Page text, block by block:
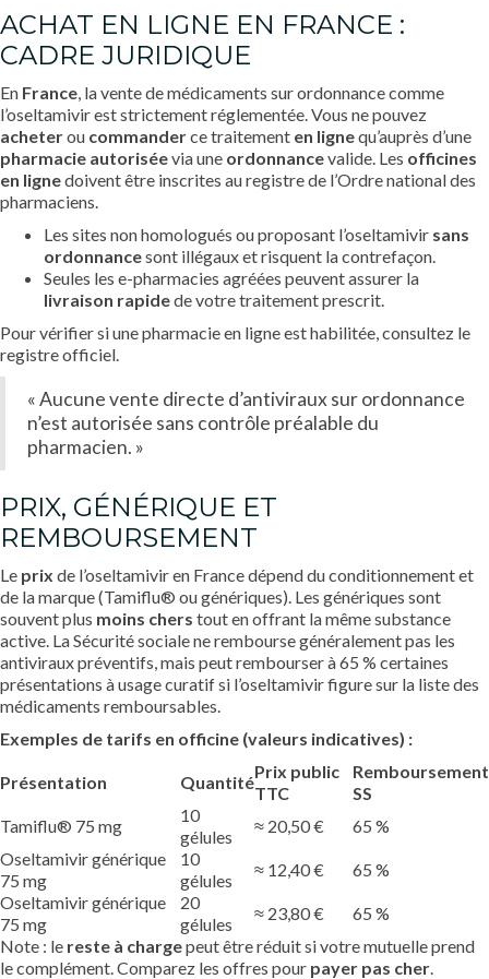
ACHAT EN LIGNE EN FRANCE :
CADRE JURIDIQUE
En France, la vente de médicaments sur ordonnance comme
l’oseltamivir est strictement réglementée. Vous ne pouvez
acheterou commanderce traitement en lignequ’auprès d’une
pharmacie autoriséevia une ordonnancevalide. Les officines
en lignedoivent être inscrites au registre de l’Ordre national des
pharmaciens.
Les sites non homologués ou proposant l’oseltamivir sans
ordonnancesont illégaux et risquent la contrefaçon.
Seules les e-pharmacies agréées peuvent assurer la
livraison rapidede votre traitement prescrit.
Pour vérifier si une pharmacie en ligne est habilitée, consultez le
registre officiel.
« Aucune vente directe d’antiviraux sur ordonnance
n’est autorisée sans contrôle préalable du
pharmacien. »
PRIX, GÉNÉRIQUE ET
REMBOURSEMENT
Le prix de l’oseltamivir en France dépend du conditionnement et
de la marque (Tamiflu® ou génériques). Les génériques sont
souvent plus moins chers tout en offrant la même substance
active. La Sécurité sociale ne rembourse généralement pas les
antiviraux préventifs, mais peut rembourser à 65 % certaines
présentations à usage curatif si l’oseltamivir figure sur la liste des
médicaments remboursables.
Exemples de tarifs en officine (valeurs indicatives) :
Présentation Quantité
Prix public
TTC
Remboursement
SS
Tamiflu® 75 mg
10
gélules
≈ 20,50 €
65 %
Oseltamivir générique
75 mg
10
gélules
≈ 12,40 €
65 %
Oseltamivir générique
75 mg
20
gélules
≈ 23,80 €
65 %
Note : le reste à chargepeut être réduit si votre mutuelle prend
le complément. Comparez les offres pour payer pas cher.